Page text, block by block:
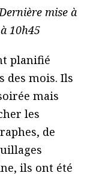
mise à
10h45
planifié
des mois. Ils
mais
les
de
ils ont été